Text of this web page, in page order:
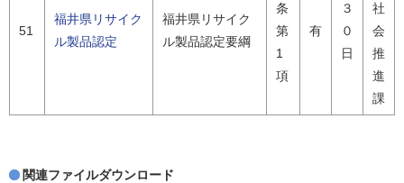
51
福井県リサイク
ル製品認定
福井県リサイク
ル製品認定要綱
条
第
1
項
有
３
０
日
社
会
推
進
課
関連ファイルダウンロード